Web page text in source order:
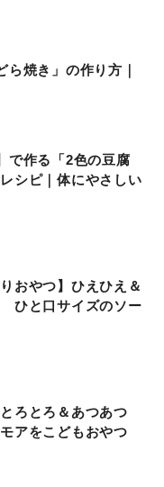
焼き」の作り方｜
で作る「2色の豆腐
シピ｜体にやさしい
おやつ】ひえひえ＆
ひと口サイズのソー
ろとろ＆あつあつ
アをこどもおやつ